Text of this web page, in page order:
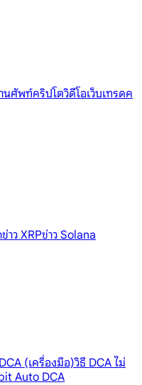
นศัพท์คริปโตวิดีโอเว็บเทรดค
ข่าว XRPข่าว Solana
(เครื่องมือ)วิธี DCA ไม่
Auto DCA